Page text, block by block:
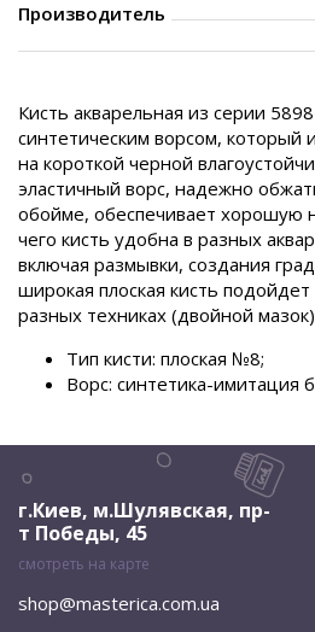
Производитель
Кисть акварельная из серии
синтетическим ворсом, который
на короткой черной
эластичный ворс, надежно
обойме, обеспечивает хорошую
чего кисть удобна в разных
включая размывки, создания
широкая плоская кисть
разных техниках (двойной
Тип кисти: плоская №8;
Ворс: синтетика-имитация
г.Киев, м.Шулявская, пр-
т Победы, 45
смотреть на карте
shop@masterica.com.ua